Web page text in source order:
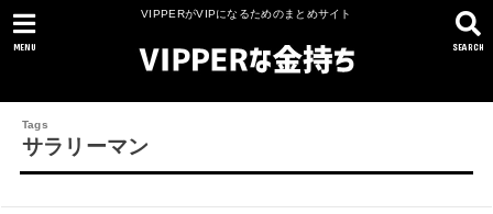
VIPPERがVIPになるためのまとめサイト
SEARCH
MENU
サラリーマン